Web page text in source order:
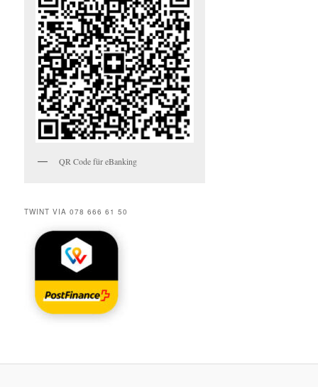
QR Code für eBanking
TWINT VIA 078 666 61 50